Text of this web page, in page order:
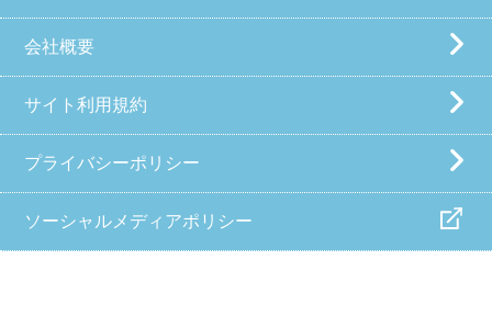
会社概要
サイト利用規約
プライバシーポリシー
ソーシャルメディアポリシー